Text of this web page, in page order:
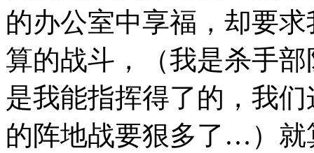
的办公室中享福，却要
算的战斗，（我是杀手
是我能指挥得了的，我
的阵地战要狠多了…）就